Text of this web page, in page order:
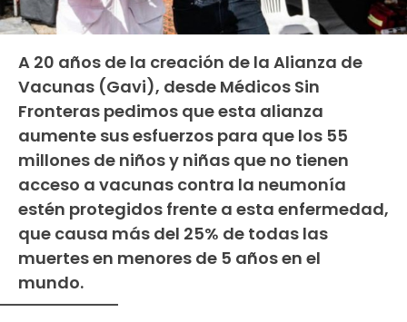
A 20 años de la creación de la Alianza de
Vacunas (Gavi), desde Médicos Sin
Fronteras pedimos que esta alianza
aumente sus esfuerzos para que los 55
millones de niños y niñas que no tienen
acceso a vacunas contra la neumonía
estén protegidos frente a esta enfermedad,
que causa más del 25% de todas las
muertes en menores de 5 años en el
mundo.